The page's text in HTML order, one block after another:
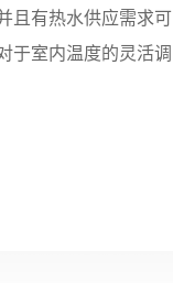
且有热水供应需求可
于室内温度的灵活调